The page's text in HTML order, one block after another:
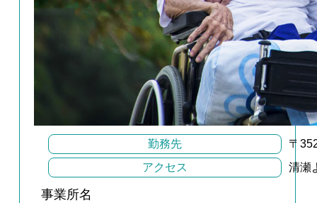
勤務先
〒
アクセス
清瀬
事業所名